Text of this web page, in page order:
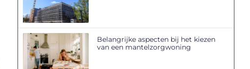
Belangrijke aspecten bij het kiezen
van een mantelzorgwoning